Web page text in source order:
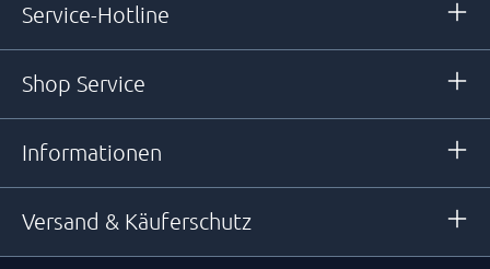
Service-Hotline
Shop Service
Informationen
Versand & Käuferschutz